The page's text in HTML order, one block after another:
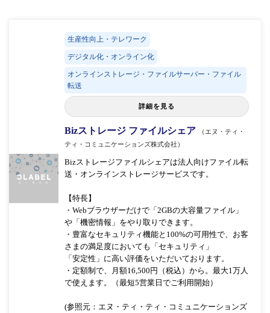
生産性向上・テレワーク
デジタル化・オンライン化
オンラインストレージ・ファイルサーバー・ファイル
転送
詳細を見る
Bizストレージ ファイルシェア
（エヌ・ティ・
ティ・コミュニケーションズ株式会社）
Bizストレージファイルシェアは法人向けファイル転
送・オンラインストレージサービスです。
【特長】
・Webブラウザーだけで「2GBの大容量ファイル」
や「機密情報」をやり取りできます。
・豊富なセキュリティ機能と100%の可用性で、お客
さまの満足度においても「セキュリティ」
「安定性」に高い評価をいただいております。
・定額制で、月額16,500円（税込）から。最大1万人
で使えます。（最短5営業日でご利用開始）
(参照元：エヌ・ティ・ティ・コミュニケーションズ